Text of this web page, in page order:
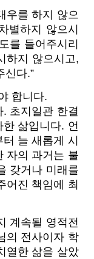
우를 하지 않으
별하지 않으시
를 들어주시리
하지 않으시고,
신다.”
합니다.
초지일관 한결
삶입니다. 언
늘 새롭게 시
자의 과거는 불
갖거나 미래를
어진 책임에 최
계속될 영적전
의 전사이자 학
열한 삶을 살았